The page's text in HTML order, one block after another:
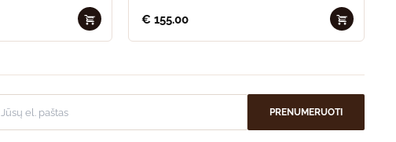
€ 155.00
PRENUMERUOTI